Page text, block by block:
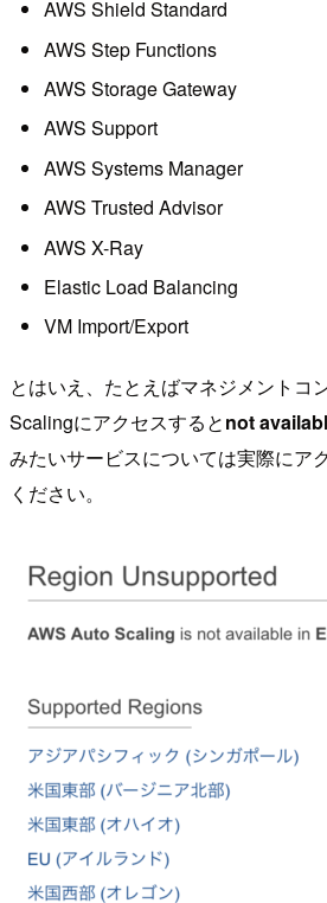
AWS Shield Standard
AWS Step Functions
AWS Storage Gateway
AWS Support
AWS Systems Manager
AWS Trusted Advisor
AWS X-Ray
Elastic Load Balancing
VM Import/Export
とはいえ、たとえばマネジメントコ
Scalingにアクセスするとnot
みたいサービスについては実際にア
ください。